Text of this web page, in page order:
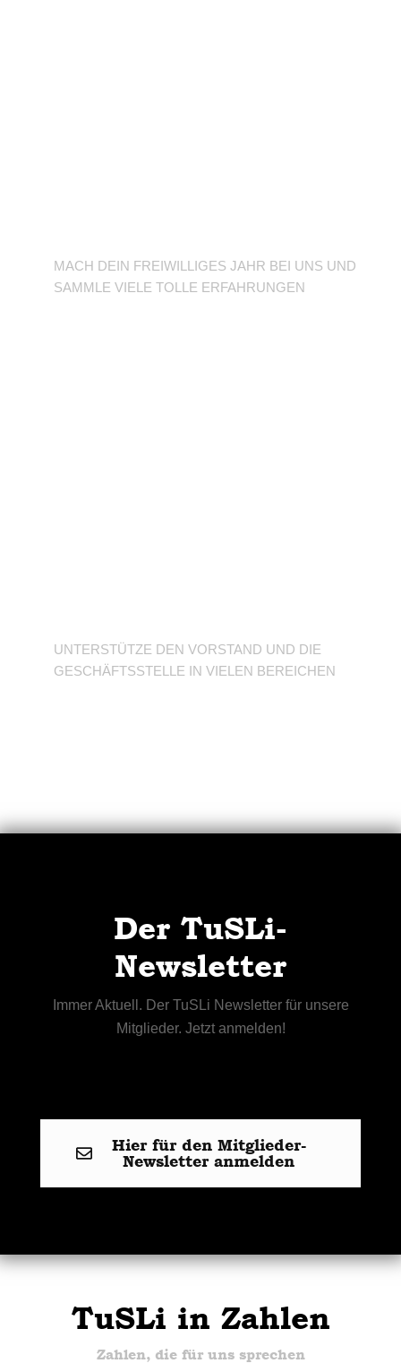
MACH DEIN FREIWILLIGES JAHR BEI UNS UND
SAMMLE VIELE TOLLE ERFAHRUNGEN
UNTERSTÜTZE DEN VORSTAND UND DIE
GESCHÄFTSSTELLE IN VIELEN BEREICHEN
Der TuSLi-
Newsletter
Immer Aktuell. Der TuSLi Newsletter für unsere
Mitglieder. Jetzt anmelden!
Hier für den Mitglieder-
Newsletter anmelden
TuSLi in Zahlen
Zahlen, die für uns sprechen